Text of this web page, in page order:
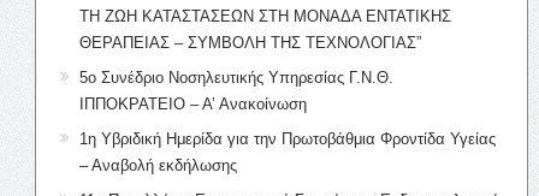
ΤΗ ΖΩΗ ΚΑΤΑΣΤΑΣΕΩΝ ΣΤΗ ΜΟΝΑΔΑ ΕΝΤΑΤΙΚΗΣ
ΘΕΡΑΠΕΙΑΣ – ΣΥΜΒΟΛΗ ΤΗΣ ΤΕΧΝΟΛΟΓΙΑΣ”
5ο Συνέδριο Νοσηλευτικής Υπηρεσίας Γ.Ν.Θ.
ΙΠΠΟΚΡΑΤΕΙΟ – Α’ Ανακοίνωση
1η Υβριδική Ημερίδα για την Πρωτοβάθμια Φροντίδα Υγείας
– Αναβολή εκδήλωσης